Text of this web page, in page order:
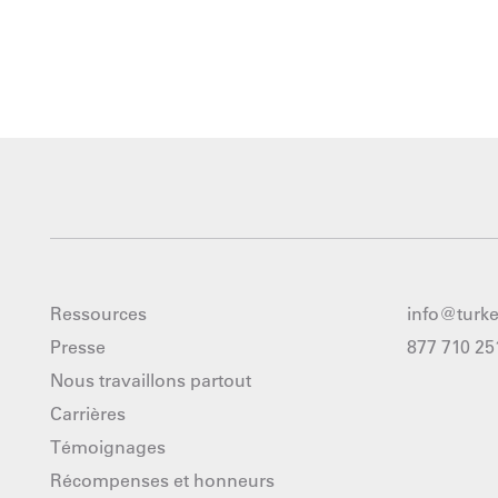
Ressources
Presse
Nous travaillons partout
Carrières
Témoignages
Récompenses et honneurs
877 710